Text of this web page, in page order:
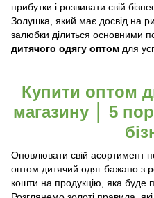
прибутки і розвивати свій
Золушка, який має досвід на
залюбки ділиться основними
дитячого одягу оптом для
Купити оптом
магазину │ 5
Оновлювати свій асортимент
оптом дитячий одяг бажано з
кошти на продукцію, яка буде